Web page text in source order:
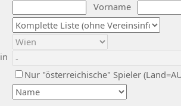
Vorname
Nur "österreichische" Spieler